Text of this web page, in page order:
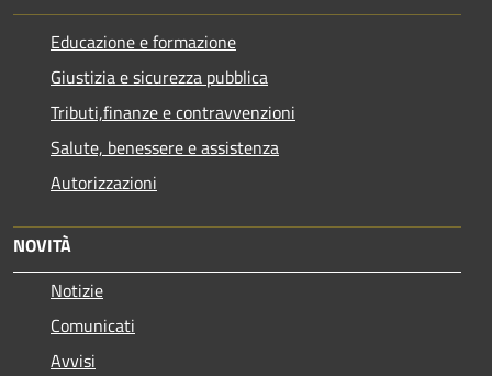
Educazione e formazione
Giustizia e sicurezza pubblica
Tributi,finanze e contravvenzioni
Salute, benessere e assistenza
Autorizzazioni
NOVITÀ
Notizie
Comunicati
Avvisi